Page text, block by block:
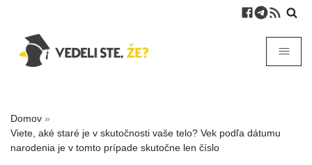
Domov »
Viete, aké staré je v skutočnosti vaše telo? Vek podľa dátumu
narodenia je v tomto prípade skutočne len číslo